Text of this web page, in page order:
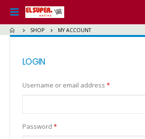
SHOP MY ACCOUNT
LOGIN
Username or email address *
Password *